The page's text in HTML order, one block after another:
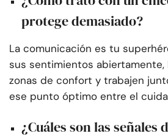
protege demasiado?
La comunicación es tu
sus sentimientos abiertamente,
zonas de confort y trabajen
ese punto óptimo entre el
¿Cuáles son las señales